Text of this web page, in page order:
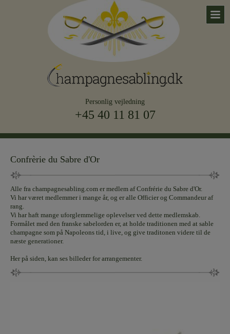
Personlig vejledning
+45 40 11 81 07
Confrèrie du Sabre d'Or
Alle fra champagnesabling.com er medlem af Confrérie du Sabre d'Or.
Vi har været medlemmer i mange år, og er alle Officier og Commandeur af
rang.
Vi har haft mange uforglemmelige oplevelser ved dette medlemskab.
Formålet med den franske sabelorden er, at holde traditionen med at sable
champagne som på Napoleons tid, i live, og give traditonen videre til de
næste generationer.
Her på siden, kan ses billeder for arrangementer.